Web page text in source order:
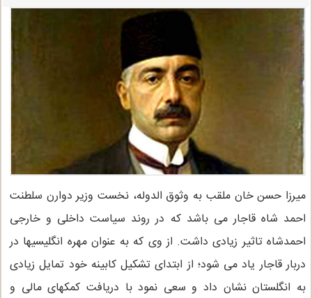
میرزا حسن خان ملقب به وثوق الدوله، نخست وزیر دوارن سلطنت
احمد شاه قاجار می باشد که در روند سیاست داخلی و خارجی
احمدشاه تاثیر زیادی داشت. از وی که به عنوان مهره انگلیسیها در
دربار قاجار یاد می شود؛ از ابتدای تشکیل کابینه خود تمایل زیادی
به انگلستان نشان داد و سعی نمود با دریافت کمکهای مالی و